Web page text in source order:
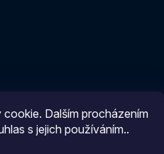
Dalším procházením
s jejich používáním..
Shoptet